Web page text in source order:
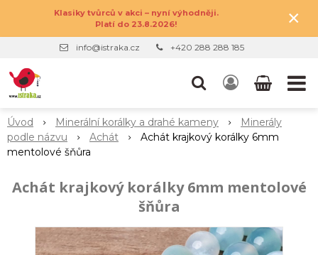
Klasiky tvůrců v akci – nyní výhodněji.
Platí do 23.8.2026!
×
info@istraka.cz +420 288 288 185
Úvod Minerální korálky a drahé kameny
Minerály
podle názvu
Achát
Achát krajkový korálky 6mm
mentolové šňůra
Achát krajkový korálky 6mm mentolové
šňůra